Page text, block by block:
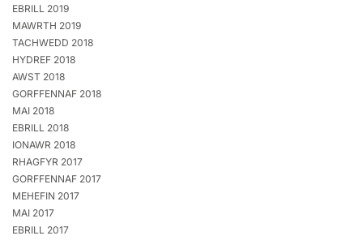
EBRILL 2019
MAWRTH 2019
TACHWEDD 2018
HYDREF 2018
AWST 2018
GORFFENNAF 2018
MAI 2018
EBRILL 2018
IONAWR 2018
RHAGFYR 2017
GORFFENNAF 2017
MEHEFIN 2017
MAI 2017
EBRILL 2017